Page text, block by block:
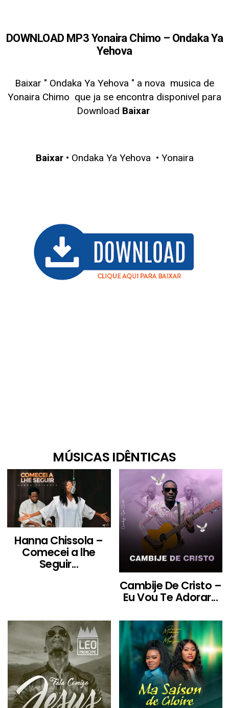
DOWNLOAD MP3 Yonaira Chimo – Ondaka Ya
Yehova
Baixar " Ondaka Ya Yehova " a nova musica de
Yonaira Chimo que ja se encontra disponivel para
Download Baixar
Baixar• Ondaka Ya Yehova • Yonaira
MÚSICAS IDÊNTICAS
Hanna Chissola –
Comecei a lhe
Seguir...
Cambije De Cristo –
Eu Vou Te Adorar...